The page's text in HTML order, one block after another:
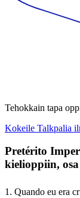
Tehokkain tapa
Kokeile Talkpalia
Pretérito
kielioppiin,
1. Quando eu era